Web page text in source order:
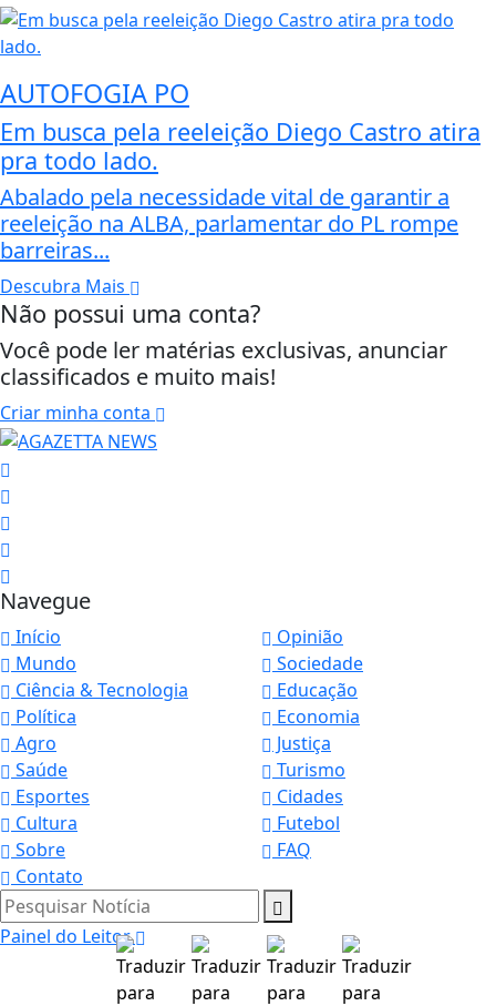
AUTOFOGIA PO
Em busca pela reeleição Diego Castro atira
pra todo lado.
Abalado pela necessidade vital de garantir a
reeleição na ALBA, parlamentar do PL rompe
barreiras...
Descubra Mais
Não possui uma conta?
Você pode ler matérias exclusivas, anunciar
classificados e muito mais!
Criar minha conta
Navegue
Início
Opinião
Mundo
Sociedade
Ciência & Tecnologia
Educação
Política
Economia
Agro
Justiça
Saúde
Turismo
Esportes
Cidades
Cultura
Futebol
Sobre
FAQ
Contato
Pesquisar Notícia
Painel do Leitor